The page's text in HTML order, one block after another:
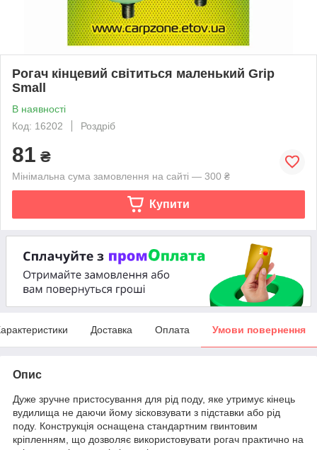
Рогач кінцевий світиться маленький Grip
Small
В наявності
Код: 16202
Роздріб
81 ₴
Мінімальна сума замовлення на сайті — 300 ₴
Купити
Доставка Оплата Умови повернення
Опис
Дуже зручне пристосування для рід поду, яке утримує кінець
вудилища не даючи йому зісковзувати з підставки або рід
поду. Конструкція оснащена стандартним гвинтовим
кріпленням, що дозволяє використовувати рогач практично на